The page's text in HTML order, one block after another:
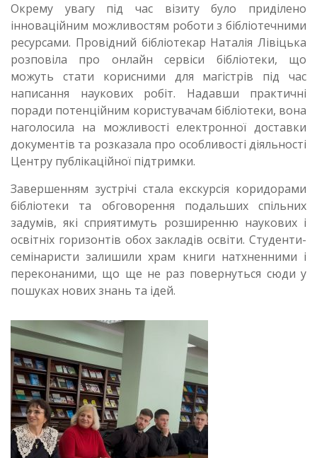
Окрему увагу під час візиту було приділено
інноваційним можливостям роботи з бібліотечними
ресурсами. Провідний бібліотекар Наталія Лівіцька
розповіла про онлайн сервіси бібліотеки, що
можуть стати корисними для магістрів під час
написання наукових робіт. Надавши практичні
поради потенційним користувачам бібліотеки, вона
наголосила на можливості електронної доставки
документів та розказала про особливості діяльності
Центру публікаційної підтримки.
Завершенням зустрічі стала екскурсія коридорами
бібліотеки та обговорення подальших спільних
задумів, які сприятимуть розширенню наукових і
освітніх горизонтів обох закладів освіти. Студенти-
семінаристи залишили храм книги натхненними і
переконаними, що ще не раз повернуться сюди у
пошуках нових знань та ідей.